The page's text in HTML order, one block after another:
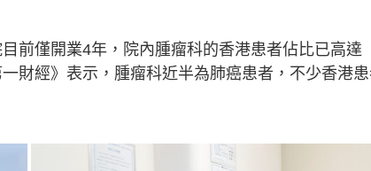
前僅開業4年，院內腫瘤科的香港患者佔比已高達
財經》表示，腫瘤科近半為肺癌患者，不少香港